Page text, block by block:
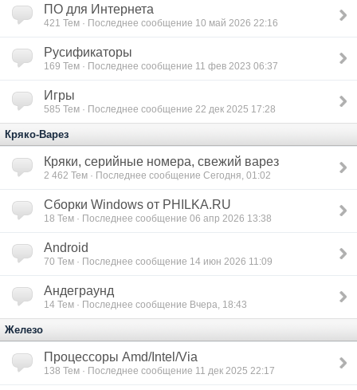
ПО для Интернета
421 Тем · Последнее сообщение 10 май 2026 22:16
Русификаторы
169 Тем · Последнее сообщение 11 фев 2023 06:37
Игры
585 Тем · Последнее сообщение 22 дек 2025 17:28
Кряко-Варез
Кряки, серийные номера, свежий варез
2 462 Тем · Последнее сообщение Сегодня, 01:02
Сборки Windows от PHILKA.RU
18 Тем · Последнее сообщение 06 апр 2026 13:38
Android
70 Тем · Последнее сообщение 14 июн 2026 11:09
Андеграунд
14 Тем · Последнее сообщение Вчера, 18:43
Железо
Процессоры Amd/Intel/Via
138 Тем · Последнее сообщение 11 дек 2025 22:17